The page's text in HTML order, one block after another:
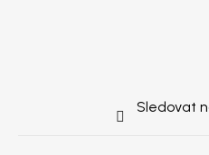
Sledovat